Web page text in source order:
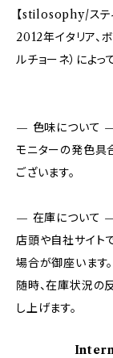
【stilosophy/ステ
2012年イタリア
ルチョーネ）によっ
— 色味について
モニターの発色具
ございます。
— 在庫について
店頭や自社サイト
場合が御座います。
随時、在庫状況の
し上げます。